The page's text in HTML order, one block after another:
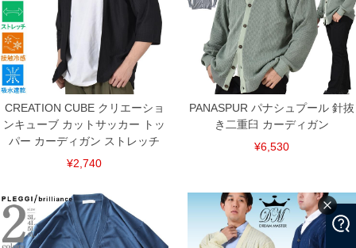
CREATION CUBE クリエーショ
ンキューブ カットサッカー トッ
パー カーディガン ストレッチ
¥2,740
PANASPUR パナシュプール 針抜
き二重臼 カーディガン
¥6,530